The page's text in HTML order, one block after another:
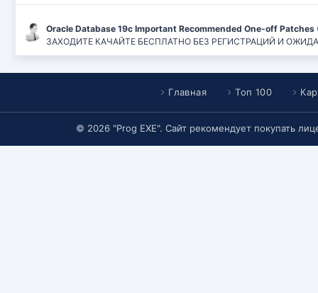
Oracle Database 19c Important Recommended One-off Patches
ЗАХОДИТЕ КАЧАЙТЕ БЕСПЛАТНО БЕЗ РЕГИСТРАЦИЙ И
Главная Топ 100
© 2026 "Prog EXE". Сайт рекомендует покупать